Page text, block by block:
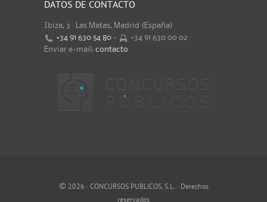
DATOS DE CONTACTO
Ibiza, 3 · Las Matas, Madrid (España)
+34 91 630 54 80 -
+34 91 630 00 02
Enviar e-mail: contacto
© 2026 · CONCURSOS PUBLICOS, S.L. · Derechos